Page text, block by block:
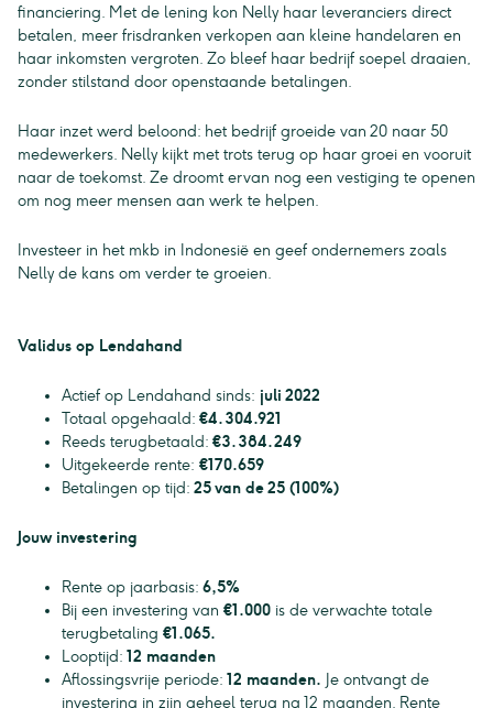
financiering. Met de lening kon Nelly haar leveranciers direct
betalen, meer frisdranken verkopen aan kleine handelaren en
haar inkomsten vergroten. Zo bleef haar bedrijf soepel draaien,
zonder stilstand door openstaande betalingen.
Haar inzet werd beloond: het bedrijf groeide van 20 naar 50
medewerkers. Nelly kijkt met trots terug op haar groei en vooruit
naar de toekomst. Ze droomt ervan nog een vestiging te openen
om nog meer mensen aan werk te helpen.
Investeer in het mkb in Indonesië en geef ondernemers zoals
Nelly de kans om verder te groeien.
Validus op Lendahand
Actief op Lendahand sinds: juli 2022
Totaal opgehaald: €4.304.921
Reeds terugbetaald: €3.384.249
Uitgekeerde rente: €170.659
Betalingen op tijd: 25 van de 25 (100%)
Jouw investering
Rente op jaarbasis: 6,5%
Bij een investering van €1.000 is de verwachte totale
terugbetaling €1.065.
Looptijd: 12 maanden
Aflossingsvrije periode: 12 maanden. Je ontvangt de
investering in zijn geheel terug na 12 maanden. Rente